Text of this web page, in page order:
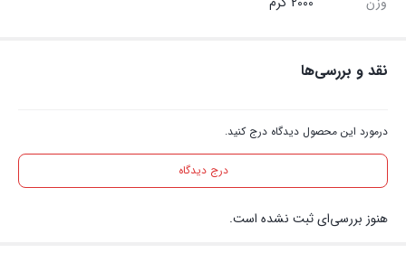
نقد و بررسی‌ها
درمورد این محصول دیدگاه درج کنید.
درج دیدگاه
هنوز بررسی‌ای ثبت نشده است.